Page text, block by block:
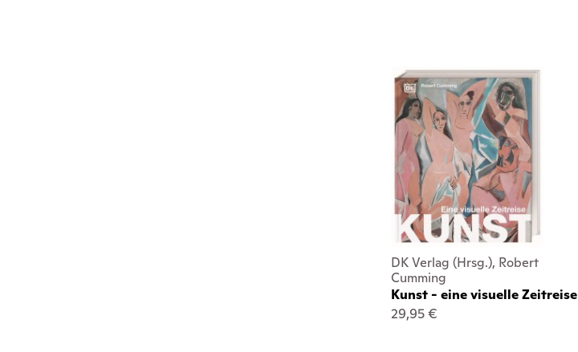
DK Verlag (Hrsg.), Robert
Cumming
Kunst - eine visuelle Zeitreise
29,95 €